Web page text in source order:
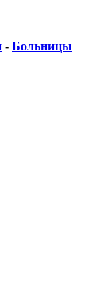
- Больницы